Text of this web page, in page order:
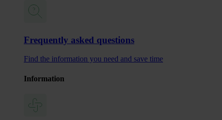
Frequently asked questions
Find the information you need and save time
Information